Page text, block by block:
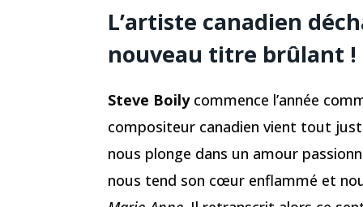
L’artiste canadien
nouveau titre brûlant !
Steve Boilycommence l’année
compositeur canadien vient tout
nous plonge dans un amour
nous tend son cœur enflammé et